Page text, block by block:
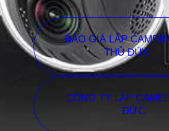
BÁO GIÁ LẮP
THỦ ĐỨC
CÔNG TY LẮP
ĐỨC